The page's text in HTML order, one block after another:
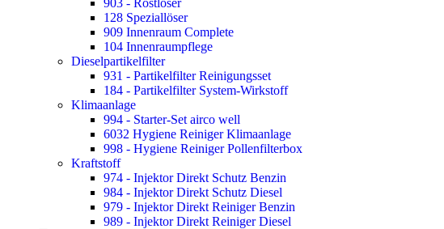
128 Speziallöser
909 Innenraum Complete
104 Innenraumpflege
Dieselpartikelfilter
931 - Partikelfilter Reinigungsset
184 - Partikelfilter System-Wirkstoff
Klimaanlage
994 - Starter-Set airco well
6032 Hygiene Reiniger Klimaanlage
998 - Hygiene Reiniger Pollenfilterbox
Kraftstoff
974 - Injektor Direkt Schutz Benzin
984 - Injektor Direkt Schutz Diesel
979 - Injektor Direkt Reiniger Benzin
989 - Injektor Direkt Reiniger Diesel